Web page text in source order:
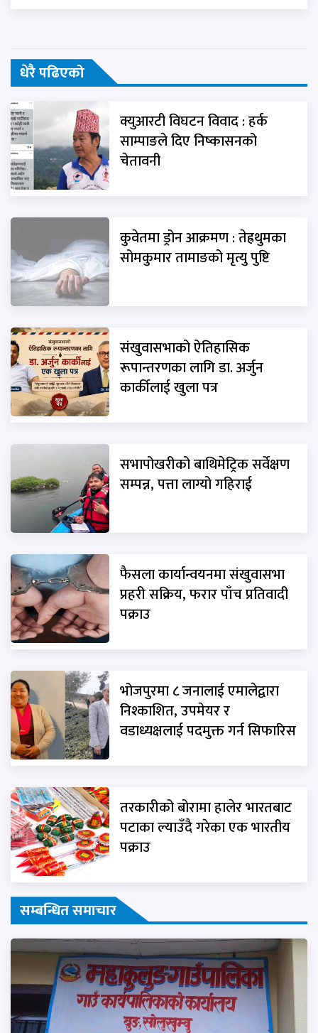
धेरै पढिएको
क्युआरटी विघटन विवाद : हर्क
साम्पाङले दिए निष्कासनको
चेतावनी
कुवेतमा ड्रोन आक्रमण : तेह्रथुमका
सोमकुमार तामाङको मृत्यु पुष्टि
संखुवासभाको ऐतिहासिक
रूपान्तरणका लागि डा. अर्जुन
कार्कीलाई खुला पत्र
सभापोखरीको बाथिमेट्रिक सर्वेक्षण
सम्पन्न, पत्ता लाग्यो गहिराई
फैसला कार्यान्वयनमा संखुवासभा
प्रहरी सक्रिय, फरार पाँच प्रतिवादी
पक्राउ
भोजपुरमा ८ जनालाई एमालेद्वारा
निश्काशित, उपमेयर र
वडाध्यक्षलाई पदमुक्त गर्न सिफारिस
तरकारीको बोरामा हालेर भारतबाट
पटाका ल्याउँदै गरेका एक भारतीय
पक्राउ
सम्बन्धित समाचार